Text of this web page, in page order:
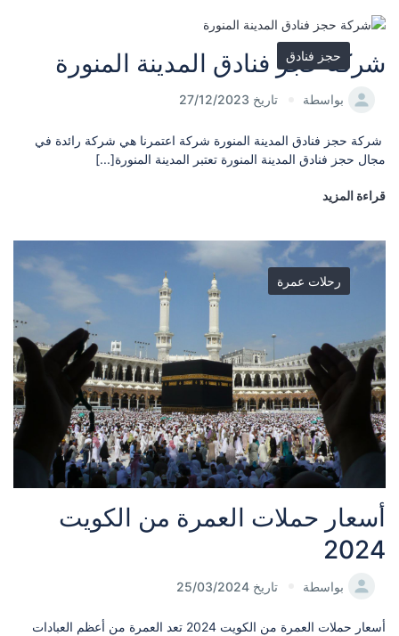
حجز فنادق
شركة حجز فنادق المدينة المنورة
بواسطة تاريخ 27/12/2023
شركة حجز فنادق المدينة المنورة شركة اعتمرنا هي شركة رائدة في
مجال حجز فنادق المدينة المنورة تعتبر المدينة المنورة[...]
قراءة المزيد
رحلات عمرة
أسعار حملات العمرة من الكويت
2024
بواسطة تاريخ 25/03/2024
أسعار حملات العمرة من الكويت 2024 تعد العمرة من أعظم العبادات